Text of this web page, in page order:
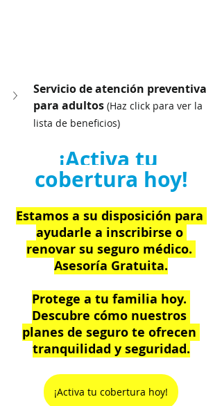
Servicio de atención preventiva
para adultos (Haz click para ver la
lista de beneficios)
¡Activa tu
cobertura hoy!
Estamos a su disposición para
ayudarle a inscribirse o
renovar su seguro médico.
Asesoría Gratuita.
Protege a tu familia hoy.
Descubre cómo nuestros
planes de seguro te ofrecen
tranquilidad y seguridad.
¡Activa tu cobertura hoy!